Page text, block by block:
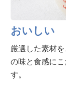
おいしい
厳選した素材
の味と食感に
す。